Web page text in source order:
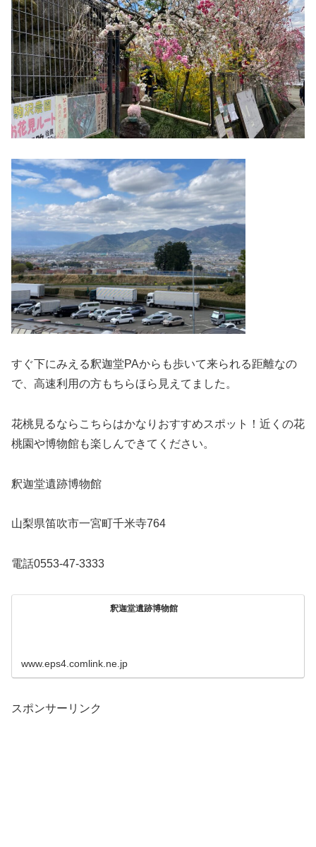
すぐ下にみえる釈迦堂PAからも歩いて来られる距離なの
で、高速利用の方もちらほら見えてました。
花桃見るならこちらはかなりおすすめスポット！近くの花
桃園や博物館も楽しんできてください。
釈迦堂遺跡博物館
山梨県笛吹市一宮町千米寺764
電話0553-47-3333
釈迦堂遺跡博物館
www.eps4.comlink.ne.jp
スポンサーリンク